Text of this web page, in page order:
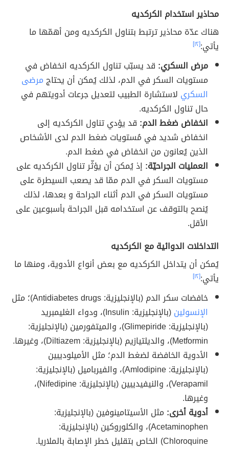
محاذير استخدام الكركديه
هناك عدّة محاذير ترتبط بتناول الكركديه ومن أهمّها ما
يأتي:[١٢]
مرض السكري: قد يسبّب تناول الكركديه انخفاض في
مستويات السكر في الدم، لذلك يُمكن أن يحتاجمرضى
السكري لاستشارة الطبيب لتعديل جرعات أدويتهم في
حال تناول الكركديه.
انخفاض ضغط الدم: قد يؤدي تناول الكركديه إلى
انخفاض شديد في مُستويات ضغط الدم لدى الأشخاص
الذين يُعانون من انخفاض في ضغط الدم.
العمليات الجراحيّة: إذ يُمكن أن يؤثّر تناول الكركديه على
مستويات السكر في الدم ممّا قد يصعب السيطرة على
مستويات السكر في الدم أثناء الجراحة و بعدها، لذلك
يُنصح بالتوقف عن استخدامه قبل الجراحة بأسبوعين على
الأقل.
التداخلات الدوائية مع الكركديه
يُمكن أن يتداخل الكركديه مع بعض أنواع الأدوية، ومنها ما
يأتي:[١٢]
خافضات سكر الدم (بالإنجليزية: Antidiabetes drugs)؛ مثل
الإنسولين
(بالإنجليزية: Insulin)، ودواء الغليمبريد
(بالإنجليزية: Glimepiride)، والميتفورمين (بالإنجليزية:
Metformin)، والديلتيازيم (بالإنجليزية: Diltiazem)‏، وغيرها.
الأدوية الخافضة لضغط الدم؛ مثل الأميلوديبين
(بالإنجليزية: Amlodipine)، والفيرباميل (بالإنجليزية:
Verapamil)‏، والنيفيديبين (بالإنجليزية: Nifedipine)،
وغيرها.
أدوية أخرى: مثل الأسيتامينوفين (بالإنجليزية:
Acetaminophen)، والكلوروكين (بالإنجليزية:
Chloroquine) الخاص بتقليل خطر الإصابة بالملاريا‏.